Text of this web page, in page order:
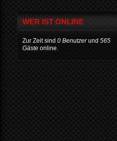
WER IST ONLINE
Zur Zeit sind 0 Benutzerund 565
Gäste online.